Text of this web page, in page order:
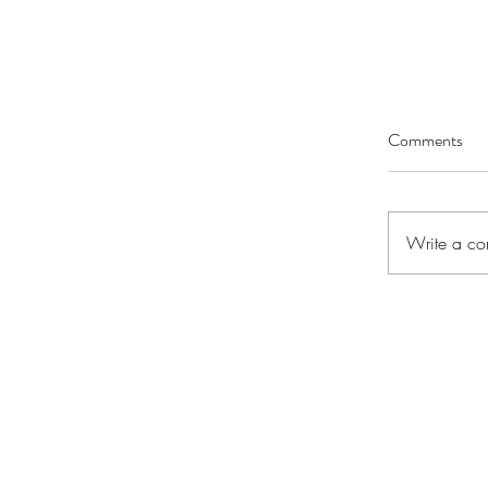
Comments
Write a